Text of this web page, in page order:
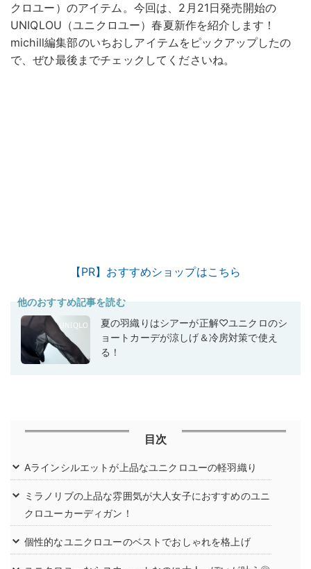
クロユー）のアイテム。今回は、2月21日発売開始の
UNIQLOU（ユニクロユー）春夏新作を紹介します！
michill編集部のいちおしアイテムをピックアップしたの
で、ぜひ最後までチェックしてくださいね。
【PR】おすすめショップはこちら
他のおすすめ記事を読む
夏の羽織りはシアーが正解♡ユニクロのシ
ョートカーデが涼しげ＆冷房対策で使え
る！
目次
Aラインシルエットが上品なユニクロユーの軽羽織り
ミラノリブの上品な雰囲気が大人女子におすすめのユニ
クロユーカーディガン！
個性的なユニクロユーのベストでおしゃれを格上げ